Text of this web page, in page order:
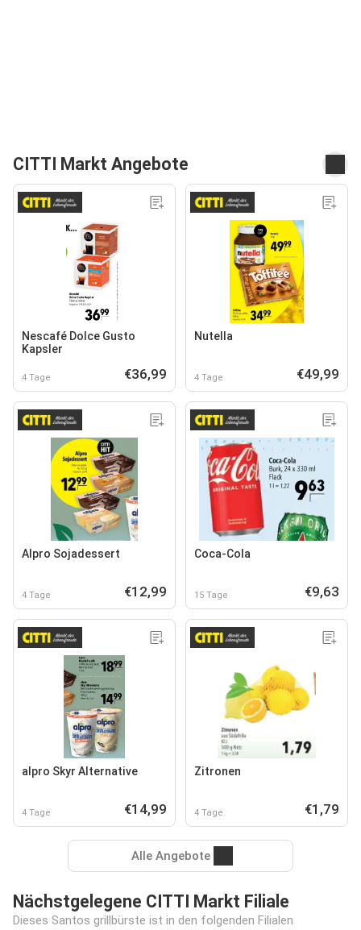
CITTI Markt Angebote
Nescafé Dolce Gusto
Kapsler
4 Tage €36,99
Nutella
4 Tage €49,99
Alpro Sojadessert
4 Tage €12,99
Coca-Cola
15 Tage €9,63
alpro Skyr Alternative
4 Tage €14,99
Zitronen
4 Tage €1,79
Alle Angebote
Nächstgelegene CITTI Markt Filiale
Dieses Santos grillbürste ist in den folgenden Filialen